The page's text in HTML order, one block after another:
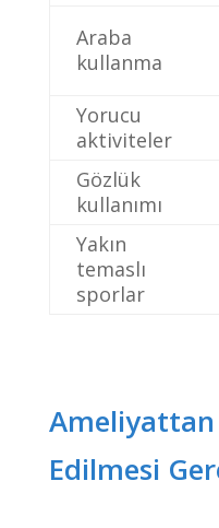
Araba
kullanma
Yorucu
aktiviteler
Gözlük
kullanımı
Yakın
temaslı
sporlar
Edilmesi